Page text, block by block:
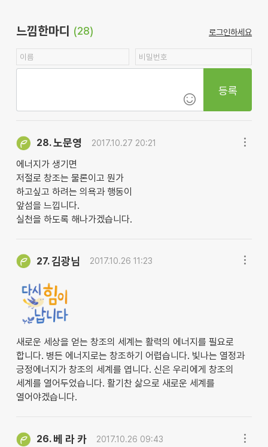
느낌한마디 (28) 로그인하세요
등록
28.노문영 2017.10.27 20:21
에너지가 생기면
저절로 창조는 물론이고 뭔가
하고싶고 하려는 의욕과 행동이
앞섬을 느낍니다.
실천을 하도록 해나가겠습니다.
27.김광님 2017.10.26 11:23
새로운 세상을 얻는 창조의 세계는 활력의 에너지를 필요로
합니다. 병든 에너지로는 창조하기 어렵습니다. 빛나는 열정과
긍정에너지가 창조의 세계를 엽니다. 신은 우리에게 창조의
세계를 열어두었습니다. 활기찬 삶으로 새로운 세계를
열어야겠습니다.
26. 베 라 카 2017.10.26 09:43